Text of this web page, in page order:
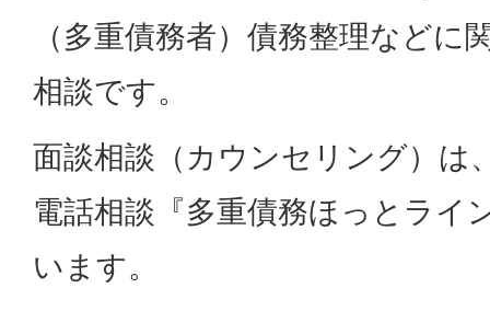
（多重債務者）債務整理などに
相談です。
面談相談（カウンセリング）は
電話相談『多重債務ほっとライ
います。